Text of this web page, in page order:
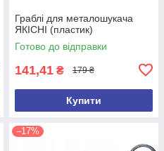
Граблі для металошукача
ЯКІСНІ (пластик)
Готово до відправки
141,41 ₴ 179 ₴
Купити
–17%